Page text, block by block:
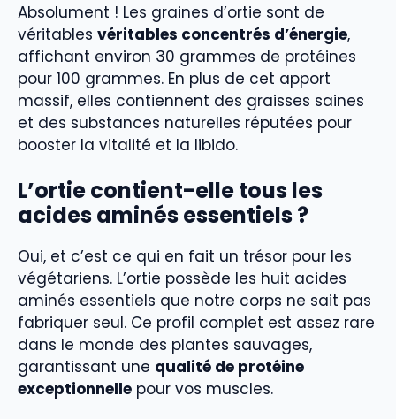
Absolument ! Les graines d’ortie sont de
véritables véritables concentrés d’énergie,
affichant environ 30 grammes de protéines
pour 100 grammes. En plus de cet apport
massif, elles contiennent des graisses saines
et des substances naturelles réputées pour
booster la vitalité et la libido.
L’ortie contient-elle tous les
acides aminés essentiels ?
Oui, et c’est ce qui en fait un trésor pour les
végétariens. L’ortie possède les huit acides
aminés essentiels que notre corps ne sait pas
fabriquer seul. Ce profil complet est assez rare
dans le monde des plantes sauvages,
garantissant une qualité de protéine
exceptionnelle pour vos muscles.